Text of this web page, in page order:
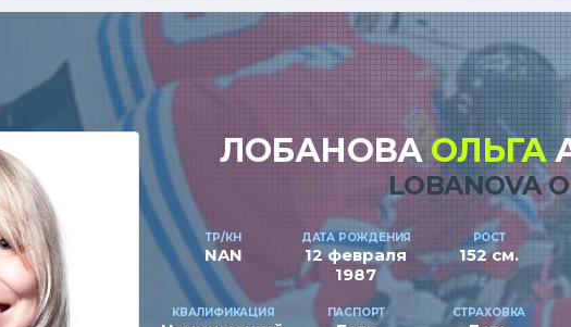
ЛОБАНОВАОЛЬГА
LOBANOVA
ТР/КН
NAN
ДАТА РОЖДЕНИЯ
12 февраля
1987
РОСТ
152 см.
КВАЛИФИКАЦИЯ ПАСПОРТ СТРАХОВКА